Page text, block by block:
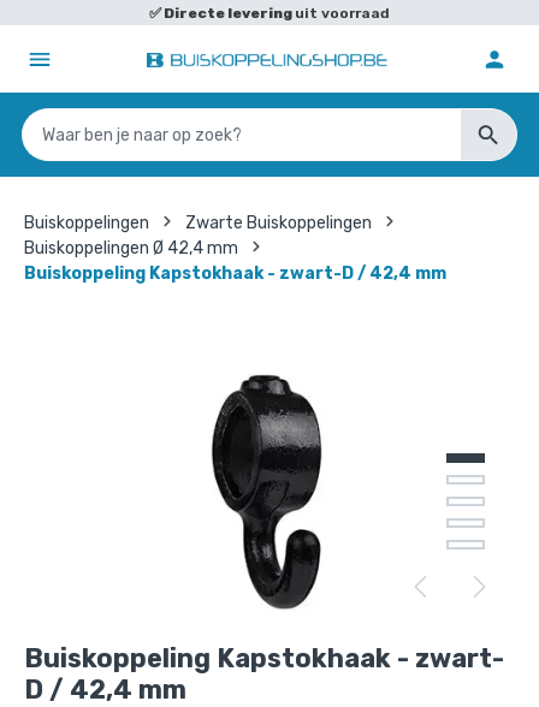
✅Directe levering uit voorraad
Buiskoppelingen
Zwarte Buiskoppelingen
Buiskoppelingen Ø 42,4 mm
Buiskoppeling Kapstokhaak - zwart-D / 42,4 mm
Buiskoppeling Kapstokhaak - zwart-
D / 42,4 mm
Buiskoppeling Kapstokhaak - zwart-D /